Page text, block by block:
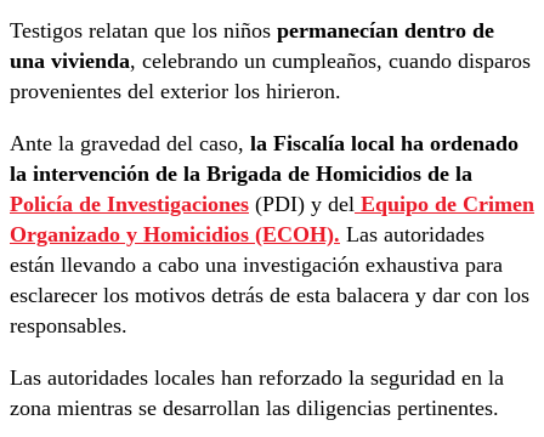
Testigos relatan que los niños permanecían dentro de
una vivienda, celebrando un cumpleaños, cuando disparos
provenientes del exterior los hirieron.
Ante la gravedad del caso, la Fiscalía local ha ordenado
la intervención de la Brigada de Homicidios de la
Policía de Investigaciones (PDI) y del Equipo de Crimen
Organizado y Homicidios (ECOH). Las autoridades
están llevando a cabo una investigación exhaustiva para
esclarecer los motivos detrás de esta balacera y dar con los
responsables.
Las autoridades locales han reforzado la seguridad en la
zona mientras se desarrollan las diligencias pertinentes.